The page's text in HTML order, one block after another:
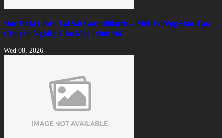
Học Bida Libre Tại Sài Gòn Billiards – Môi Trường Đào Tạo
Chuyên Nghiệp Cho Mọi Trình Độ
Wed 08, 2026